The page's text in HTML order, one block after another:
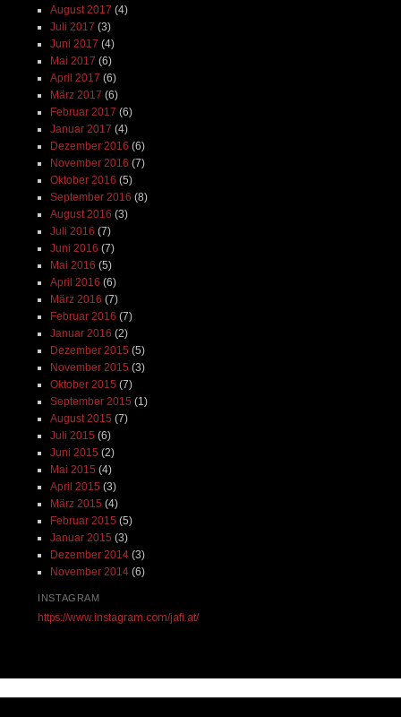
August 2017 (4)
Juli 2017 (3)
Juni 2017 (4)
Mai 2017 (6)
April 2017 (6)
März 2017 (6)
Februar 2017 (6)
Januar 2017 (4)
Dezember 2016 (6)
November 2016 (7)
Oktober 2016 (5)
September 2016 (8)
August 2016 (3)
Juli 2016 (7)
Juni 2016 (7)
Mai 2016 (5)
April 2016 (6)
März 2016 (7)
Februar 2016 (7)
Januar 2016 (2)
Dezember 2015 (5)
November 2015 (3)
Oktober 2015 (7)
September 2015 (1)
August 2015 (7)
Juli 2015 (6)
Juni 2015 (2)
Mai 2015 (4)
April 2015 (3)
März 2015 (4)
Februar 2015 (5)
Januar 2015 (3)
Dezember 2014(3)
November 2014(6)
INSTAGRAM
https://www.instagram.com/jafi.at/